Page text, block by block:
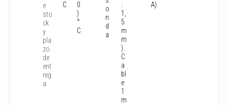
e
sto
ck
y
pla
zo
de
ent
reg
a
C
0
)
°
C
o
n
d
a
:
1,
5
m
m
).
C
a
bl
e
1
m
A)